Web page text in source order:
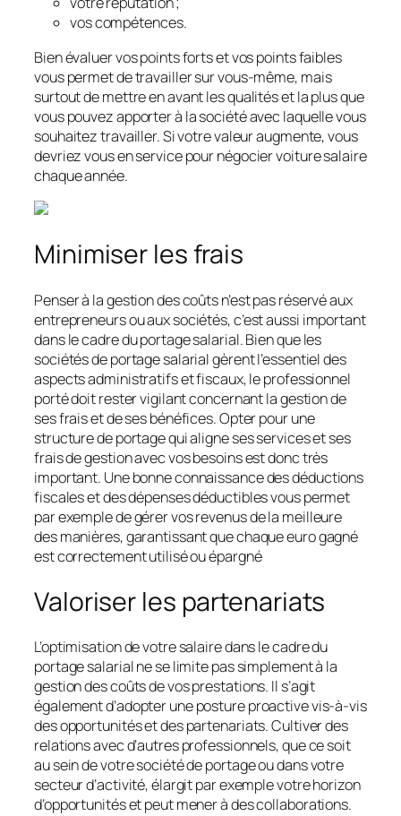
vos compétences.
Bien évaluer vos points forts et vos points faibles
vous permet de travailler sur vous-même, mais
surtout de mettre en avant les qualités et la plus que
vous pouvez apporter à la société avec laquelle vous
souhaitez travailler. Si votre valeur augmente, vous
devriez vous en service pour négocier voiture salaire
chaque année.
Minimiser les frais
Penser à la gestion des coûts n’est pas réservé aux
entrepreneurs ou aux sociétés, c’est aussi important
dans le cadre du portage salarial. Bien que les
sociétés de portage salarial gèrent l’essentiel des
aspects administratifs et fiscaux, le professionnel
porté doit rester vigilant concernant la gestion de
ses frais et de ses bénéfices. Opter pour une
structure de portage qui aligne ses services et ses
frais de gestion avec vos besoins est donc très
important. Une bonne connaissance des déductions
fiscales et des dépenses déductibles vous permet
par exemple de gérer vos revenus de la meilleure
des manières, garantissant que chaque euro gagné
est correctement utilisé ou épargné
Valoriser les partenariats
L’optimisation de votre salaire dans le cadre du
portage salarial ne se limite pas simplement à la
gestion des coûts de vos prestations. Il s’agit
également d’adopter une posture proactive vis-à-vis
des opportunités et des partenariats. Cultiver des
relations avec d’autres professionnels, que ce soit
au sein de votre société de portage ou dans votre
secteur d’activité, élargit par exemple votre horizon
d’opportunités et peut mener à des collaborations.